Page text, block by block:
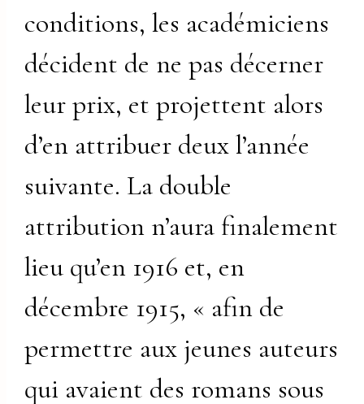
conditions, les académiciens
décident de ne pas décerner
leur prix, et projettent alors
d’en attribuer deux l’année
suivante. La double
attribution n’aura finalement
lieu qu’en 1916 et, en
décembre 1915, « afin de
permettre aux jeunes auteurs
qui avaient des romans sous